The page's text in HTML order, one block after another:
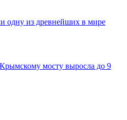
одну из древнейших в мире
мосту выросла до 9